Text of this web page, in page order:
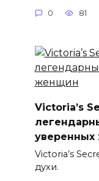
0 81
Victoria’s
Victoria’s
духи.